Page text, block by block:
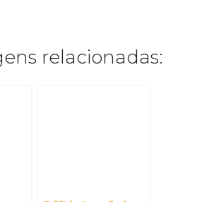
relacionadas: